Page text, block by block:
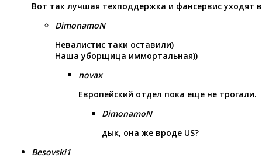
Вот так лучшая техподдержка и фансервис уходят
DimonamoN
Невалистис таки оставили)
Наша уборщица иммортальная))
novax
Европейский отдел пока еще не трогали.
DimonamoN
дык, она же вроде US?
Besovski1